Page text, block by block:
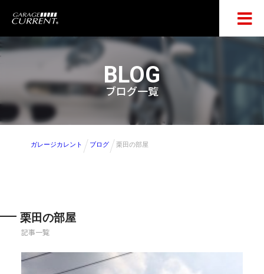
BLOG
ブログ一覧
ガレージカレント ブログ 栗田の部屋
栗田の部屋
記事一覧